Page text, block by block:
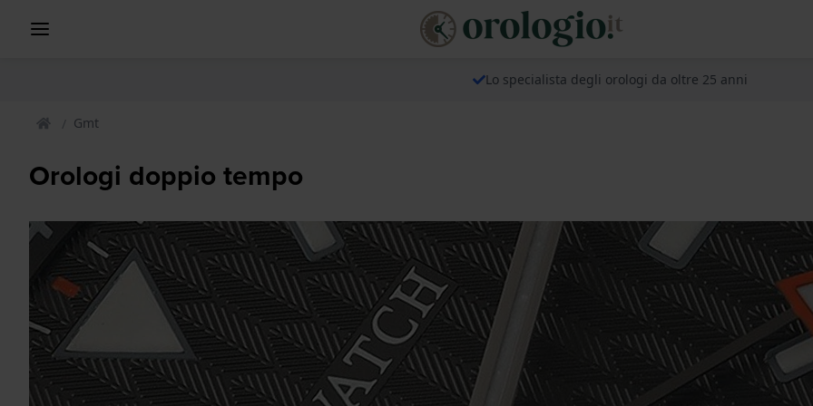
Lo specialista degli orologi da oltre 25 anni
Gmt
Orologi doppio tempo